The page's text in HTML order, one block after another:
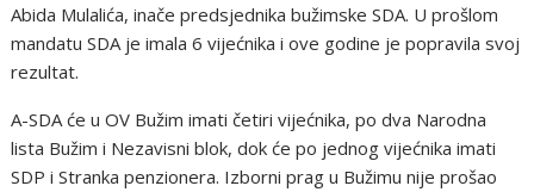
Abida Mulalića, inače predsjednika bužimske SDA. U prošlom
mandatu SDA je imala 6 vijećnika i ove godine je popravila svoj
rezultat.
A-SDA će u OV Bužim imati četiri vijećnika, po dva Narodna
lista Bužim i Nezavisni blok, dok će po jednog vijećnika imati
SDP i Stranka penzionera. Izborni prag u Bužimu nije prošao